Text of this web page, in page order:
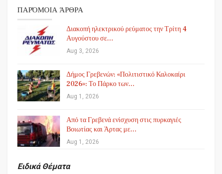
ΠΑΡΌΜΟΙΑ ΆΡΘΡΑ
Διακοπή ηλεκτρικού ρεύματος την Τρίτη 4
Αυγούστου σε…
Aug 3, 2026
Δήμος Γρεβενών: «Πολιτιστικό Καλοκαίρι
2026»: Το Πάρκο των…
Aug 1, 2026
Από τα Γρεβενά ενίσχυση στις πυρκαγιές
Βοιωτίας και Άρτας με…
Aug 1, 2026
Ειδικά Θέματα